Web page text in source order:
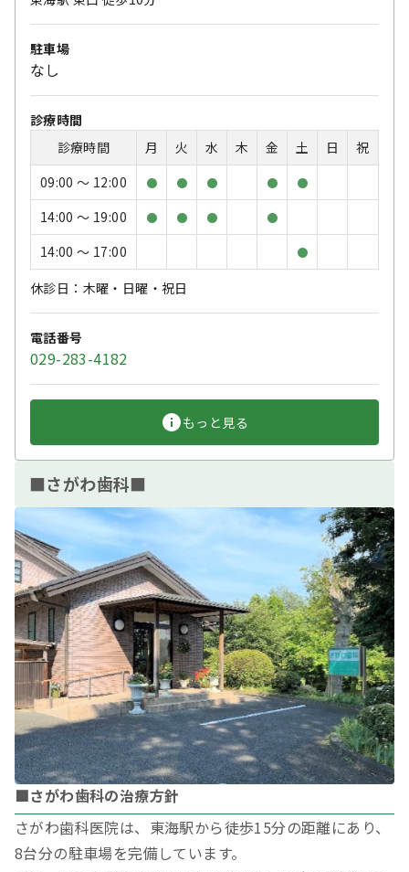
駐車場
なし
診療時間
診療時間
月 火 水 木 金 土 日
祝
09:00 〜 12:00
● ● ● ● ●
14:00 〜 19:00 ● ● ● ●
14:00 〜 17:00 ●
休診日：木曜・日曜・祝日
電話番号
029-283-4182
もっと見る
■さがわ歯科■
■さがわ歯科の治療方針
さがわ歯科医院は、東海駅から徒歩15分の距離にあり、
8台分の駐車場を完備しています。